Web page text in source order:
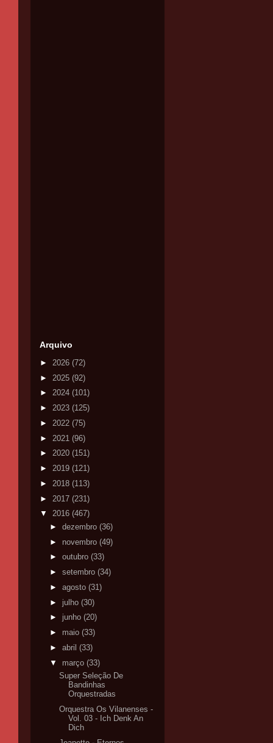
Arquivo
► 2026 (72)
► 2025 (92)
► 2024 (101)
► 2023 (125)
► 2022 (75)
► 2021 (96)
► 2020 (151)
► 2019 (121)
► 2018 (113)
► 2017 (231)
▼ 2016 (467)
► dezembro (36)
► novembro (49)
► outubro (33)
► setembro (34)
► agosto (31)
► julho (30)
► junho (20)
► maio (33)
► abril (33)
▼ março (33)
Super Seleção De
Bandinhas
Orquestradas
Orquestra Os Vilanenses -
Vol. 03 - Ich Denk An
Dich